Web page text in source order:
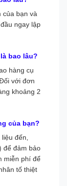
của bạn và
ngay lập
bao lâu?
hàng cụ
với đơn
khoảng 2
của bạn?
đến,
để đảm bảo
miễn phí để
tố thiệt